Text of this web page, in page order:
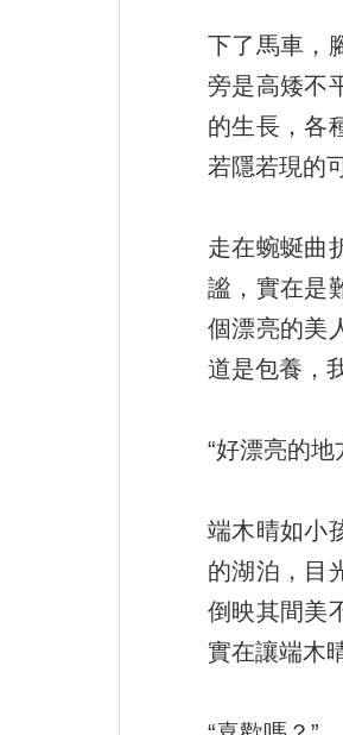
下了馬車，
旁是高矮不
的生長，各
若隱若現的
走在蜿蜒曲
謐，實在是
個漂亮的美
道是包養，
“好漂亮的
端木晴如小
的湖泊，目
倒映其間美
實在讓端木